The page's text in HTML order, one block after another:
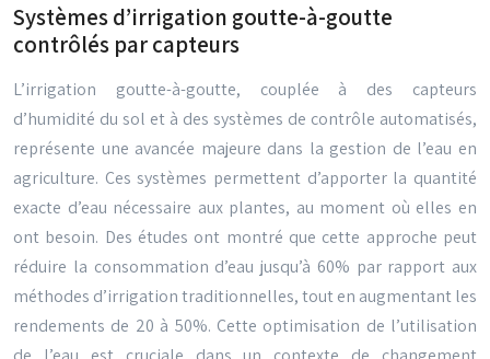
Systèmes d’irrigation goutte-à-goutte
contrôlés par capteurs
L’irrigation goutte-à-goutte, couplée à des capteurs
d’humidité du sol et à des systèmes de contrôle automatisés,
représente une avancée majeure dans la gestion de l’eau en
agriculture. Ces systèmes permettent d’apporter la quantité
exacte d’eau nécessaire aux plantes, au moment où elles en
ont besoin. Des études ont montré que cette approche peut
réduire la consommation d’eau jusqu’à 60% par rapport aux
méthodes d’irrigation traditionnelles, tout en augmentant les
rendements de 20 à 50%. Cette optimisation de l’utilisation